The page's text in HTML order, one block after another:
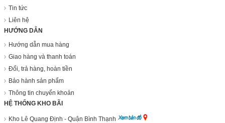
Tin tức
Liên hệ
HƯỚNG DẪN
Hướng dẫn mua hàng
Giao hàng và thanh toán
Đổi, trả hàng, hoàn tiền
Bảo hành sản phẩm
Thông tin chuyển khoản
HỆ THỐNG KHO BÃI
Kho Lê Quang Định - Quận Bình Thạnh